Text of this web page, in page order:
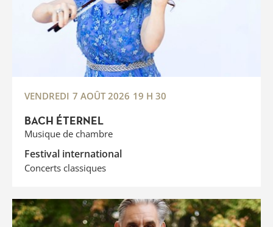
BACH ÉTERNEL
Musique de chambre
Festival international
Concerts classiques
VENDREDI 7 AOÛT 2026 19 H 30